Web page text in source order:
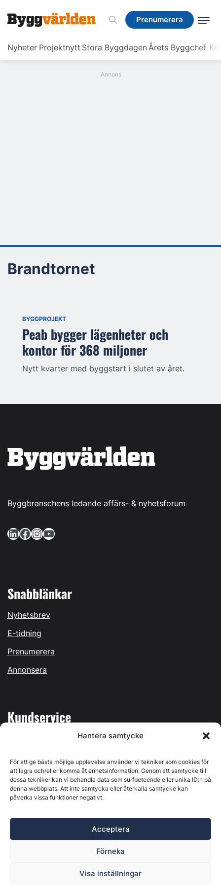
Hantera samtycke
För att ge bästa möjliga upplevelse använder vi tekniker som cookies för
att lagra och/eller komma åt enhetsinformation. Genom att samtycke till
dessa tekniker kan vi behandla data som surfbeteende eller unika ID:n på
denna webbplats. Att inte samtycka eller återkalla samtycke kan
påverka vissa funktioner negativt.
Acceptera
Förneka
Visa inställningar
Prenumerera
Nyheter Projektnytt Stora ByggdagenÅrets Byggchef
Prenumerera
Brandtornet
BYGGPROJEKT
Peab bygger lägenheter och
kontor för 368 miljoner
Nytt kvarter med byggstart i slutet av året.
Byggbranschens ledande affärs- & nyhetsforum
LinkedIn Facebook InstagramYouTube
Snabblänkar
Nyhetsbrev
E-tidning
Prenumerera
Annonsera
Kundservice
Kontakta oss
Östernäsvägen 1, 827 32 Ljusdal, org.nr: 556625-6425 -
Ansvarig utgivare: Henrik Ekberg. Innehållet på denna
webbplats är upphovsrättsligt skyddat. Ange källa vid citering.
Byggvärlden är en del avMarknadsdatagruppen
Policy för datahantering, integritet och cookies